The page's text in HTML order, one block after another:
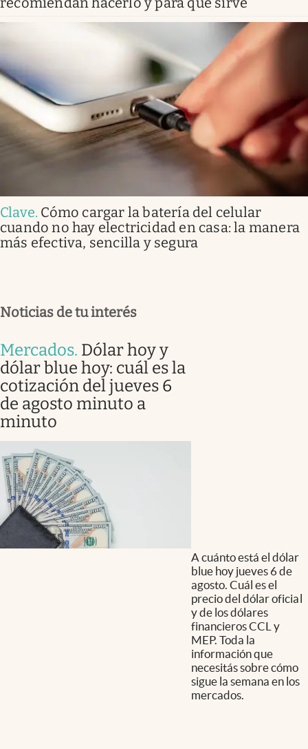
Clave. Cómo cargar la batería del celular
cuando no hay electricidad en casa: la manera
más efectiva, sencilla y segura
Noticias de tu interés
Mercados. Dólar hoy y
dólar blue hoy: cuál es la
cotización del jueves 6
de agosto minuto a
minuto
A cuánto está el dólar
blue hoy jueves 6 de
agosto. Cuál es el
precio del dólar oficial
y de los dólares
financieros CCL y
MEP. Toda la
información que
necesitás sobre cómo
sigue la semana en los
mercados.